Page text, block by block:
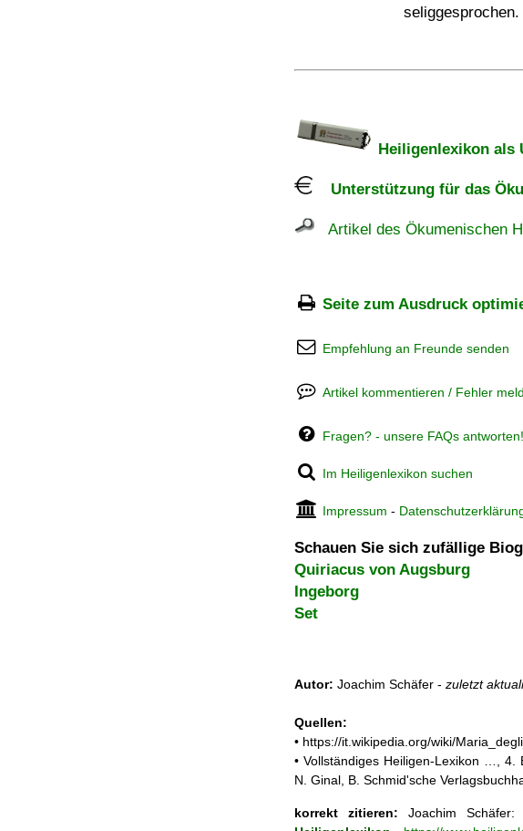
seliggesprochen.
Heiligenlexikon als
Unterstützung für das
Artikel des Ökumenischen
Seite zum Ausdruck
Empfehlung an Freunde senden
Artikel kommentieren / Fehler
Fragen? - unsere FAQs antworten!
Im Heiligenlexikon suchen
Impressum -
Schauen Sie sich zufällige
Quiriacus von Augsburg
Ingeborg
Set
Autor: Joachim Schäfer - zuletzt
Quellen:
• https://it.wikipedia.org/wiki/
• Vollständiges Heiligen-Lexikon …, 4.
N. Ginal, B. Schmid'sche
korrekt zitieren: Joachim Schäfer: